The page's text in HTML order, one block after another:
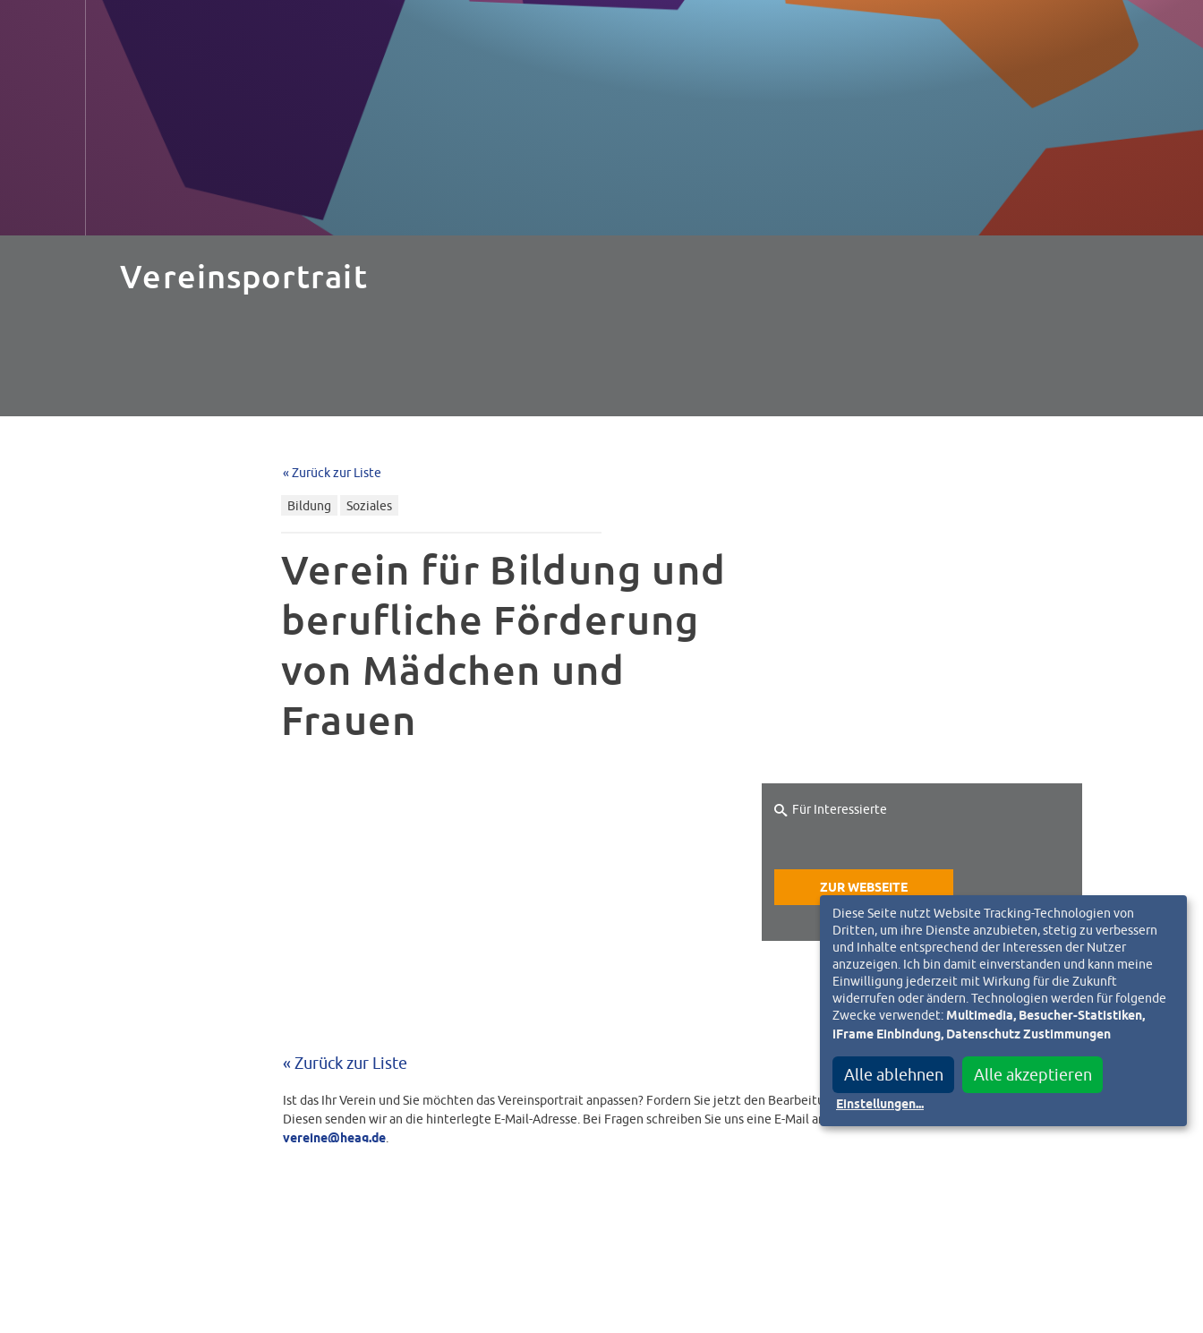
Vereinsportrait
« Zurück zur Liste
Bildung Soziales
Verein für Bildung und
berufliche Förderung
von Mädchen und
Frauen
Für Interessierte
ZUR WEBSEITE
« Zurück zur Liste
Ist das Ihr Verein und Sie möchten das Vereinsportrait anpassen? Fordern Sie jetzt den Bearbeitungslink an.
Diesen senden wir an die hinterlegte E-Mail-Adresse. Bei Fragen schreiben Sie uns eine E-Mail an
vereine@heag.de.
Diese Seite nutzt Website Tracking-Technologien von
Dritten, um ihre Dienste anzubieten, stetig zu verbessern
und Inhalte entsprechend der Interessen der Nutzer
anzuzeigen. Ich bin damit einverstanden und kann meine
Einwilligung jederzeit mit Wirkung für die Zukunft
widerrufen oder ändern. Technologien werden für folgende
Zwecke verwendet:Multimedia, Besucher-Statistiken,
iFrame Einbindung, Datenschutz Zustimmungen
Alle ablehnen Alle akzeptieren
Einstellungen...